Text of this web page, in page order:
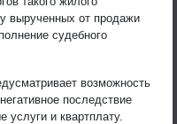
вырученных от продажи
судебного
возможность
последствие
услуги и квартплату.